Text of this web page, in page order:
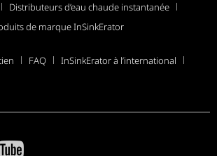
Distributeurs d’eau chaude instantanée
de marque InSinkErator
FAQ
InSinkErator à l’international